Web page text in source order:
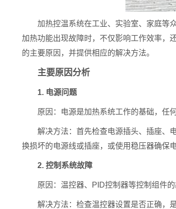
加热控温系统在工业、实验室、家庭等众
加热功能出现故障时，不仅影响工作效率，
的主要原因，并提供相应的解决方法。
主要原因分析
1. 电源问题
原因：电源是加热系统工作的基础，任何
解决方法：首先检查电源插头、插座、电
换损坏的电源线或插座，或使用稳压器确保电
2. 控制系统故障
原因：温控器、PID控制器等控制组件的
解决方法：检查温控器设置是否正确，是